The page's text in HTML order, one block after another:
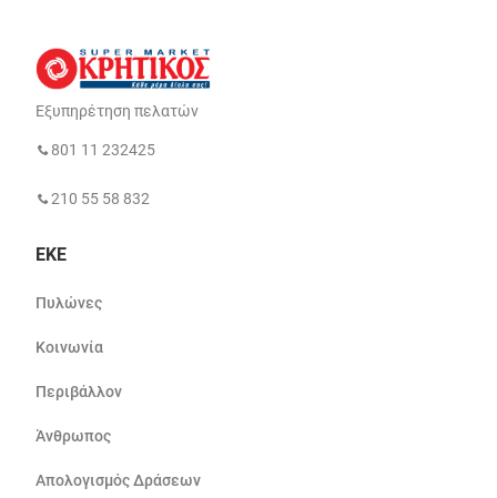
Εξυπηρέτηση πελατών
801 11 232425
210 55 58 832
ΕΚΕ
Πυλώνες
Κοινωνία
Περιβάλλον
Άνθρωπος
Απολογισμός Δράσεων